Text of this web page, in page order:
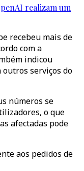
realizam um
recebeu mais de
com a
indicou
serviços do
números se
o que
afectadas pode
aos pedidos de